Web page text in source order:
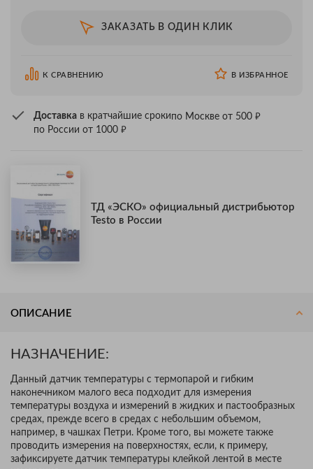
ЗАКАЗАТЬ В ОДИН КЛИК
К СРАВНЕНИЮ В ИЗБРАННОЕ
Доставка в кратчайшие срокипо Москве от 500 ₽
по России от 1000 ₽
ТД «ЭСКО» официальный дистрибьютор
Testo в России
ОПИСАНИЕ
НАЗНАЧЕНИЕ:
Данный датчик температуры с термопарой и гибким
наконечником малого веса подходит для измерения
температуры воздуха и измерений в жидких и пастообразных
средах, прежде всего в средах с небольшим объемом,
например, в чашках Петри. Кроме того, вы можете также
проводить измерения на поверхностях, если, к примеру,
зафиксируете датчик температуры клейкой лентой в месте